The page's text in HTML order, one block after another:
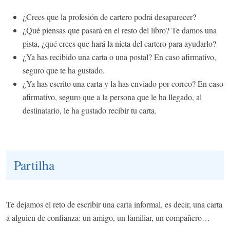
¿Crees que la profesión de cartero podrá desaparecer?
¿Qué piensas que pasará en el resto del libro? Te damos una
pista, ¿qué crees que hará la nieta del cartero para ayudarlo?
¿Ya has recibido una carta o una postal? En caso afirmativo,
seguro que te ha gustado.
¿Ya has escrito una carta y la has enviado por correo? En caso
afirmativo, seguro que a la persona que le ha llegado, al
destinatario, le ha gustado recibir tu carta.
Partilha
Te dejamos el reto de escribir una carta informal, es decir, una carta
a alguien de confianza: un amigo, un familiar, un compañero…